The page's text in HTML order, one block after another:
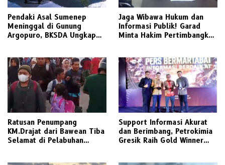
Pendaki Asal Sumenep
Meninggal di Gunung
Argopuro, BKSDA Ungkap
Jaga Wibawa Hukum dan
Informasi Publik! Garad
Minta Hakim Pertimbangkan
Ratusan Penumpang
KM.Drajat dari Bawean Tiba
Selamat di Pelabuhan
Support Informasi Akurat
dan Berimbang, Petrokimia
Gresik Raih Gold Winner